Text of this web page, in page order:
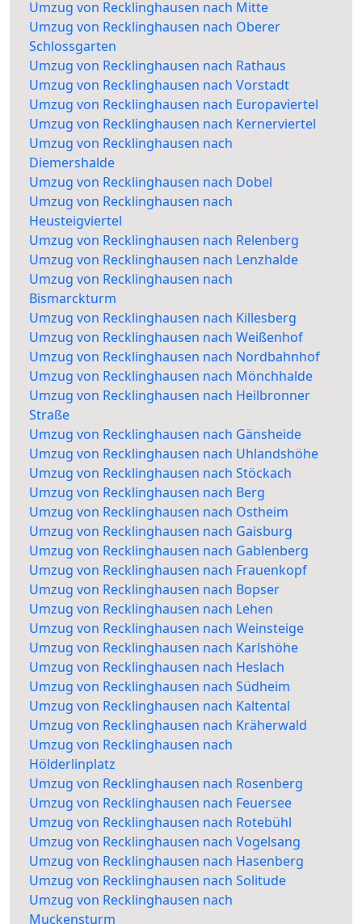
Umzug von Recklinghausen nach Mitte
Umzug von Recklinghausen nach Oberer
Schlossgarten
Umzug von Recklinghausen nach Rathaus
Umzug von Recklinghausen nach Vorstadt
Umzug von Recklinghausen nach Europaviertel
Umzug von Recklinghausen nach Kernerviertel
Umzug von Recklinghausen nach
Diemershalde
Umzug von Recklinghausen nach Dobel
Umzug von Recklinghausen nach
Heusteigviertel
Umzug von Recklinghausen nach Relenberg
Umzug von Recklinghausen nach Lenzhalde
Umzug von Recklinghausen nach
Bismarckturm
Umzug von Recklinghausen nach Killesberg
Umzug von Recklinghausen nach Weißenhof
Umzug von Recklinghausen nach Nordbahnhof
Umzug von Recklinghausen nach Mönchhalde
Umzug von Recklinghausen nach Heilbronner
Straße
Umzug von Recklinghausen nach Gänsheide
Umzug von Recklinghausen nach Uhlandshöhe
Umzug von Recklinghausen nach Stöckach
Umzug von Recklinghausen nach Berg
Umzug von Recklinghausen nach Ostheim
Umzug von Recklinghausen nach Gaisburg
Umzug von Recklinghausen nach Gablenberg
Umzug von Recklinghausen nach Frauenkopf
Umzug von Recklinghausen nach Bopser
Umzug von Recklinghausen nach Lehen
Umzug von Recklinghausen nach Weinsteige
Umzug von Recklinghausen nach Karlshöhe
Umzug von Recklinghausen nach Heslach
Umzug von Recklinghausen nach Südheim
Umzug von Recklinghausen nach Kaltental
Umzug von Recklinghausen nach Kräherwald
Umzug von Recklinghausen nach
Hölderlinplatz
Umzug von Recklinghausen nach Rosenberg
Umzug von Recklinghausen nach Feuersee
Umzug von Recklinghausen nach Rotebühl
Umzug von Recklinghausen nach Vogelsang
Umzug von Recklinghausen nach Hasenberg
Umzug von Recklinghausen nach Solitude
Umzug von Recklinghausen nach
Muckensturm